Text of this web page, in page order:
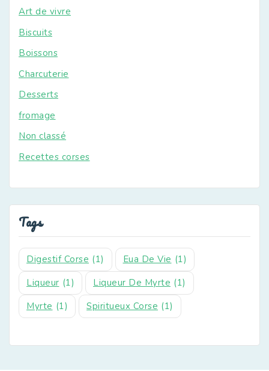
Art de vivre
Biscuits
Boissons
Charcuterie
Desserts
fromage
Non classé
Recettes corses
Tags
Digestif Corse (1) Eua De Vie (1)
Liqueur (1) Liqueur De Myrte (1)
Myrte (1) Spiritueux Corse (1)